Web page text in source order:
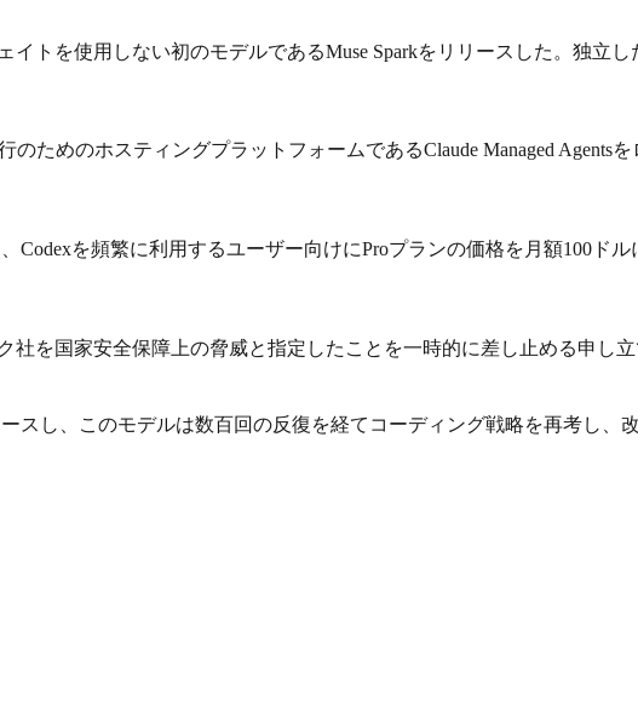
トを使用しない初のモデルであるMuse Sparkをリリースした。独立
ためのホスティングプラットフォームであるClaude Managed Agents
Codexを頻繁に利用するユーザー向けにProプランの価格を月額100ド
を国家安全保障上の脅威と指定したことを一時的に差し止める申し立
スし、このモデルは数百回の反復を経てコーディング戦略を再考し、